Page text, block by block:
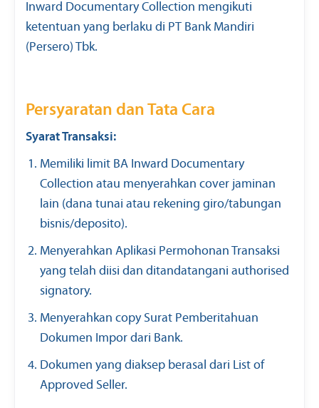
Inward Documentary Collection mengikuti
ketentuan yang berlaku di PT Bank Mandiri
(Persero) Tbk.
Persyaratan dan Tata Cara
Syarat Transaksi:
Memiliki limit BA Inward Documentary
Collection atau menyerahkan cover jaminan
lain (dana tunai atau rekening giro/tabungan
bisnis/deposito).
Menyerahkan Aplikasi Permohonan Transaksi
yang telah diisi dan ditandatangani authorised
signatory.
Menyerahkan copy Surat Pemberitahuan
Dokumen Impor dari Bank.
Dokumen yang diaksep berasal dari List of
Approved Seller.